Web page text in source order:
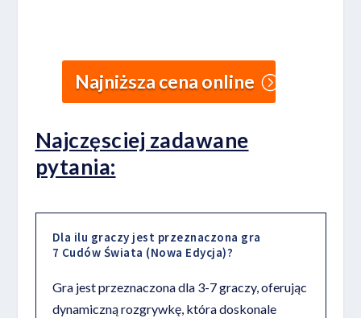
Najniższa cena online
Najczęsciej zadawane
pytania:
Dla ilu graczy jest przeznaczona gra
7 Cudów Świata (Nowa Edycja)?
Gra jest przeznaczona dla 3-7 graczy, oferując
dynamiczną rozgrywkę, która doskonale